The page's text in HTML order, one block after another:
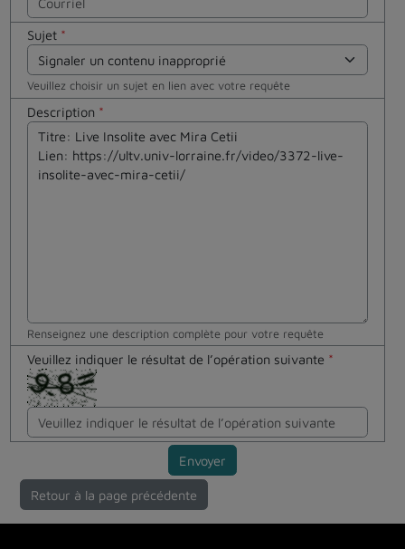
Sujet *
Veuillez choisir un sujet en lien avec votre requête
Description *
Renseignez une description complète pour votre requête
Veuillez indiquer le résultat de l’opération suivante *
Envoyer
Retour à la page précédente